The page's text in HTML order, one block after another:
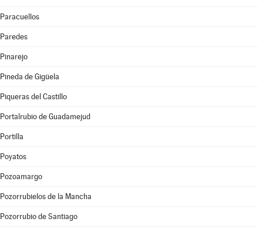
Paracuellos
Paredes
Pinarejo
Pineda de Gigüela
Piqueras del Castillo
Portalrubio de Guadamejud
Portilla
Poyatos
Pozoamargo
Pozorrubielos de la Mancha
Pozorrubio de Santiago